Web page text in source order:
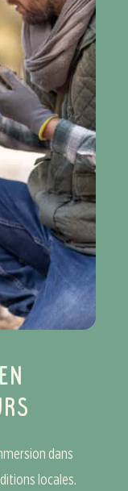
dans
locales.